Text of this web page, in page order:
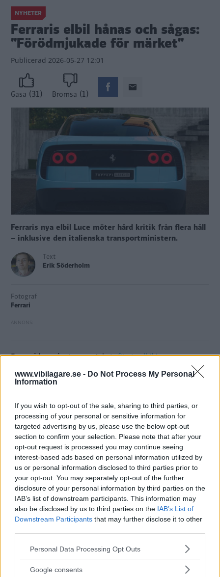
www.vibilagare.se - Do Not Process My Personal
Information
If you wish to opt-out of the sale, sharing to third parties, or
processing of your personal or sensitive information for
targeted advertising by us, please use the below opt-out
section to confirm your selection. Please note that after your
opt-out request is processed you may continue seeing
interest-based ads based on personal information utilized by
us or personal information disclosed to third parties prior to
your opt-out. You may separately opt-out of the further
disclosure of your personal information by third parties on the
IAB’s list of downstream participants. This information may
also be disclosed by us to third parties on the IAB’s List of
Downstream Participants that may further disclose it to other
Please note that this website/app uses one or more Google
not limited to your visit or usage behaviour. You may click to
Personal Data Processing Opt Outs
Google consents
NYHETER
Ferraris elbil hånas och sågas:
”Förödmjukade för märket”
Publicerad 2026-05-27 12:01
Gasa (31) Bromsa (1)
Ferraris nya elbil Luce möter hård kritik från flera håll
– inklusive den italienska transportministern.
Text
Erik Söderholm
Fotograf
Ferrari
Ferrari har visatupp märketsförsta elbil Luce, som
delvis fått sitt utseende av tidigare Apple-designern Jony
Ive och som kostar sex miljoner kronor exklusive tillval.
med åtta procent under tisdagen och många kritiker har
uttalat sig om designen och kallat den för ”förödmjukande
för märket”.
”Den ser inte alls ut som en Ferrari. Ska det här vara
innovation? Jag undrar vad Enzo Ferrari hade sagt”, frågar
sig den italienska transportministern Matteo Salvini i ett
inlägg på sociala medier.
Inte heller den tidigare Ferrarichefen Luca di
Montezemolo kan hålla sig från att tycka till.
från bilen. Det här är säkerligen en bil som kineserna inte